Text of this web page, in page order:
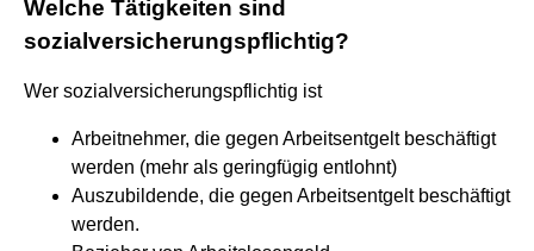
Welche Tätigkeiten sind
sozialversicherungspflichtig?
Wer sozialversicherungspflichtig ist
Arbeitnehmer, die gegen Arbeitsentgelt beschäftigt
werden (mehr als geringfügig entlohnt)
Auszubildende, die gegen Arbeitsentgelt beschäftigt
werden.